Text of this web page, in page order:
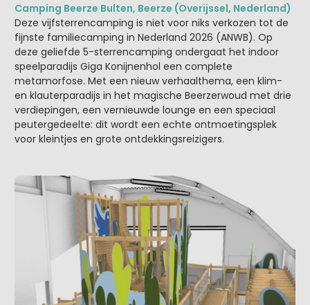
Camping Beerze Bulten, Beerze (Overijssel, Nederland)
Deze vijfsterrencamping is niet voor niks verkozen tot de
fijnste familiecamping in Nederland 2026 (ANWB). Op
deze geliefde 5-sterrencamping ondergaat het indoor
speelparadijs Giga Konijnenhol een complete
metamorfose. Met een nieuw verhaalthema, een klim-
en klauterparadijs in het magische Beerzerwoud met drie
verdiepingen, een vernieuwde lounge en een speciaal
peutergedeelte: dit wordt een echte ontmoetingsplek
voor kleintjes en grote ontdekkingsreizigers.